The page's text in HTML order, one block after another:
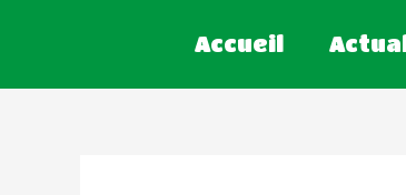
Accueil